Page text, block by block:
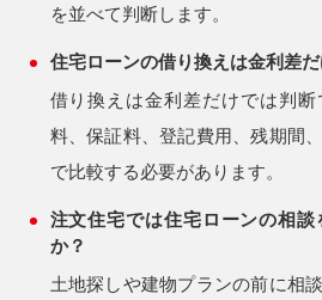
を並べて判断します。
住宅ローンの借り換えは金利差
借り換えは金利差だけでは判
料、保証料、登記費用、残期間
で比較する必要があります。
注文住宅では住宅ローンの相
か？
土地探しや建物プランの前に相